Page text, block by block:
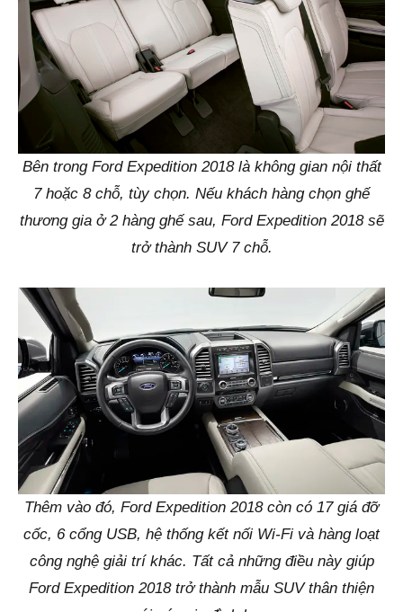
Bên trong Ford Expedition 2018 là không gian nội thất
7 hoặc 8 chỗ, tùy chọn. Nếu khách hàng chọn ghế
thương gia ở 2 hàng ghế sau, Ford Expedition 2018 sẽ
trở thành SUV 7 chỗ.
Thêm vào đó, Ford Expedition 2018 còn có 17 giá đỡ
cốc, 6 cổng USB, hệ thống kết nối Wi-Fi và hàng loạt
công nghệ giải trí khác. Tất cả những điều này giúp
Ford Expedition 2018 trở thành mẫu SUV thân thiện